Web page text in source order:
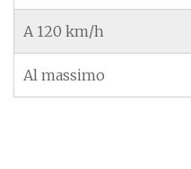
A 120 km/h
Al massimo